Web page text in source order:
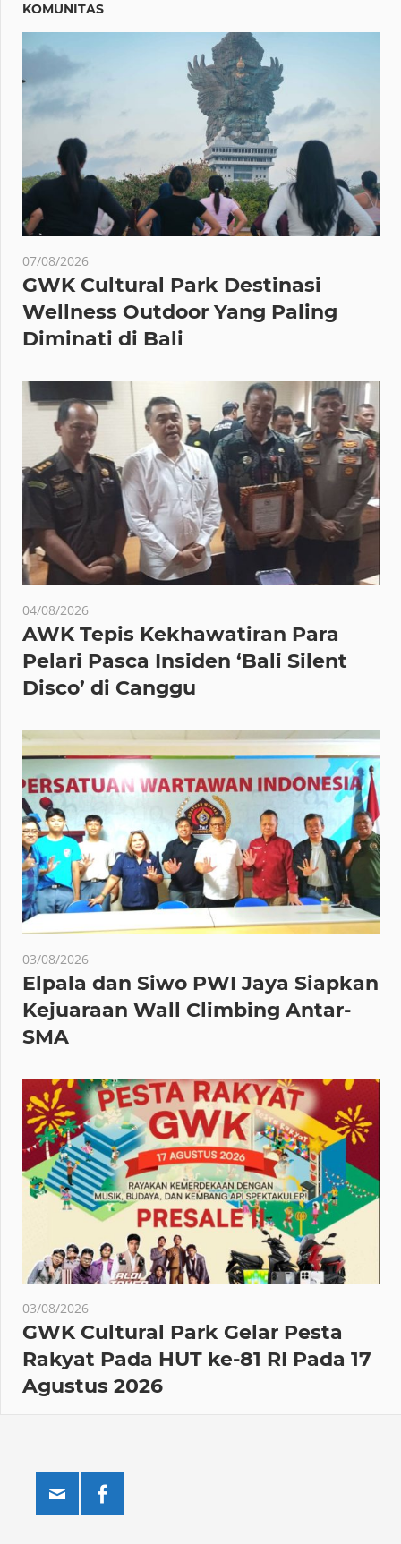
KOMUNITAS
07/08/2026
GWK Cultural Park Destinasi
Wellness Outdoor Yang Paling
Diminati di Bali
04/08/2026
AWK Tepis Kekhawatiran Para
Pelari Pasca Insiden ‘Bali Silent
Disco’ di Canggu
03/08/2026
Elpala dan Siwo PWI Jaya Siapkan
Kejuaraan Wall Climbing Antar-
SMA
03/08/2026
GWK Cultural Park Gelar Pesta
Rakyat Pada HUT ke-81 RI Pada 17
Agustus 2026